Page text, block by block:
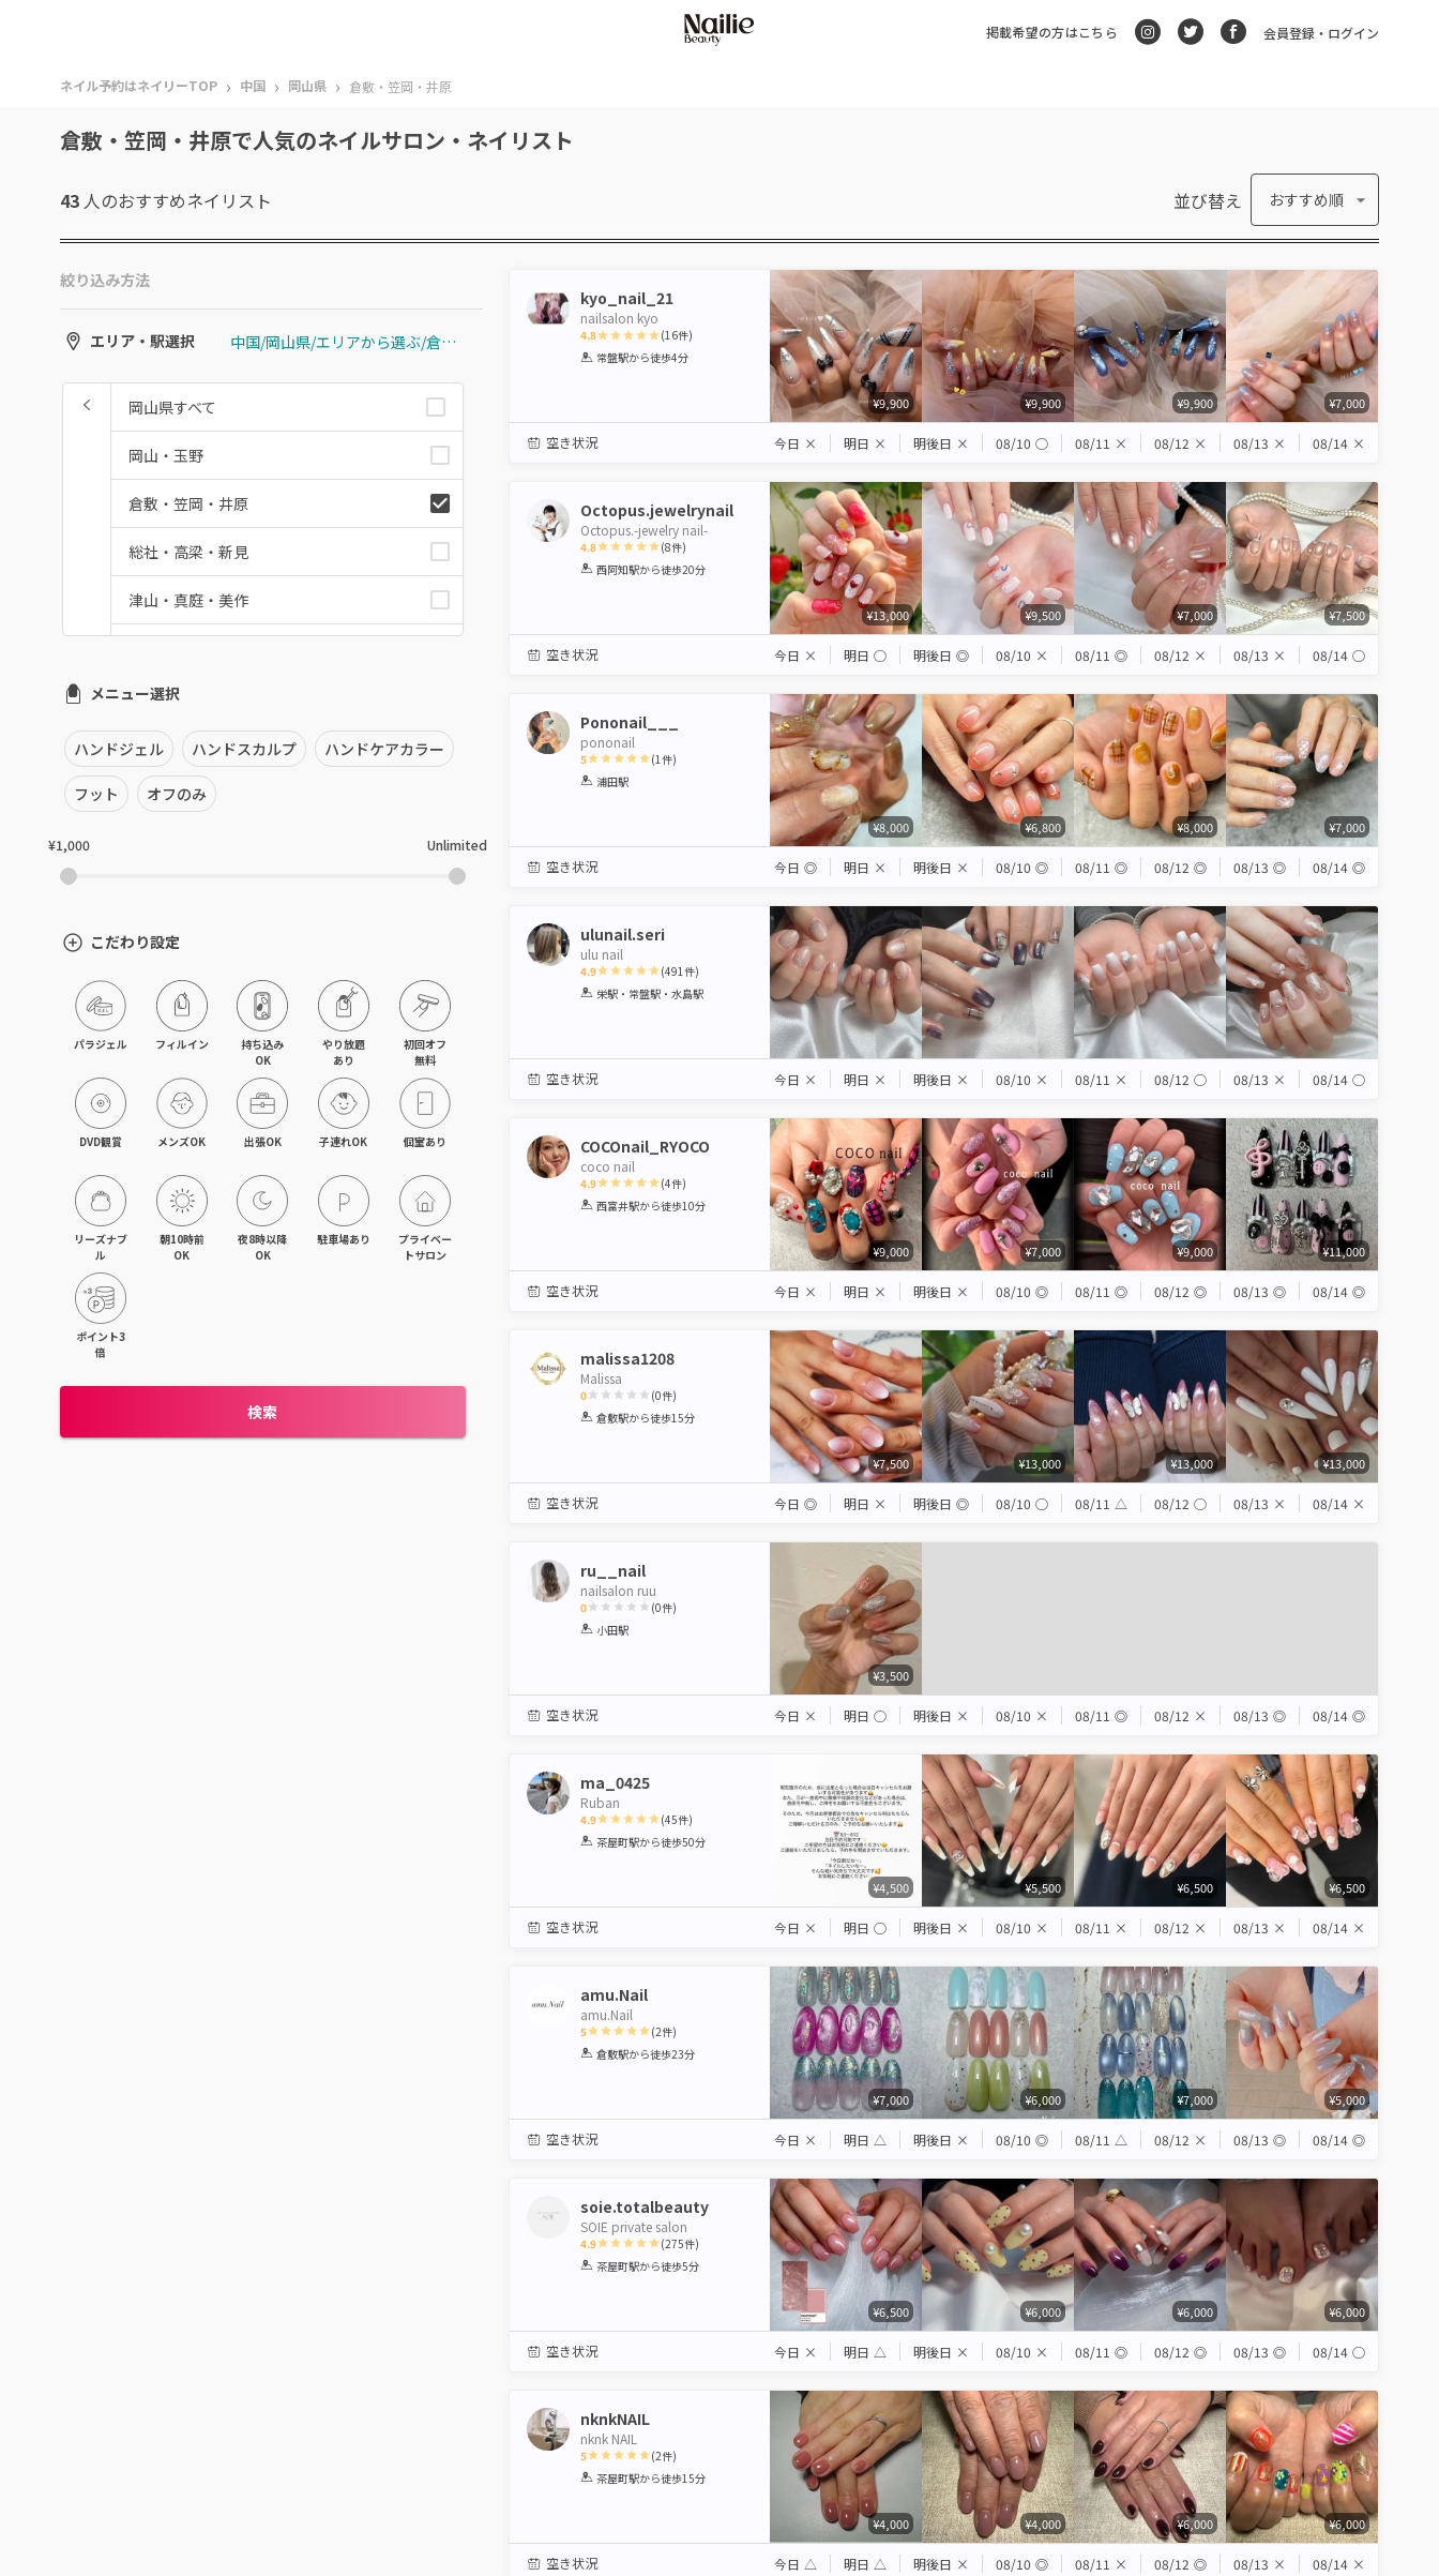
掲載希望の方はこちら 会員登録・ログイン
ネイル予約はネイリーTOP › 中国 › 岡山県 › 倉敷・笠岡・井原
倉敷・笠岡・井原で人気のネイルサロン・ネイリスト
43 人のおすすめネイリスト 並び替え おすすめ順
絞り込み方法
エリア・駅選択 中国/岡山県/エリアから選ぶ/倉敷・笠岡・井原
岡山県すべて
岡山・玉野
倉敷・笠岡・井原
総社・高梁・新見
津山・真庭・美作
岡山県その他
メニュー選択
ハンドジェル ハンドスカルプ ハンドケアカラー
フット オフのみ
¥1,000 Unlimited
こだわり設定
パラジェル フィルイン
持ち込み
OK
やり放題
あり
初回オフ
無料
DVD観賞 メンズOK 出張OK 子連れOK 個室あり
リーズナブ
ル
朝10時前
OK
夜8時以降
OK
駐車場あり
プライベー
トサロン
ポイント3
倍
検索
kyo_nail_21
nailsalon kyo
4.8
1 2 3 4 5
(16件)
常盤駅から徒歩4分
¥9,900 ¥9,900 ¥9,900 ¥7,000
空き状況 今日 × 明日 × 明後日 × 08/10 ◯ 08/11 × 08/12 × 08/13 × 08/14 ×
Octopus.jewelrynail
Octopus.-jewelry nail-
4.8
1 2 3 4 5
(8件)
西阿知駅から徒歩20分
¥13,000 ¥9,500 ¥7,000 ¥7,500
空き状況 今日 × 明日 ◯ 明後日 ◎ 08/10 × 08/11 ◎ 08/12 × 08/13 × 08/14 ◯
Pononail___
pononail
5
1 2 3 4
(1 件)
浦田駅
¥8,000 ¥6,800 ¥8,000 ¥7,000
空き状況 今日 ◎ 明日 × 明後日 × 08/10 ◎ 08/11 ◎ 08/12 ◎ 08/13 ◎ 08/14 ◎
ulunail.seri
ulu nail
4.9
1 2 3 4 5
(491 件)
栄駅・常盤駅・水島駅
空き状況 今日 × 明日 × 明後日 × 08/10 × 08/11 × 08/12 ◯ 08/13 × 08/14 ◯
COCOnail_RYOCO
coco nail
4.9
1 2 3 4 5
(4件)
西富井駅から徒歩10分
¥9,000 ¥7,000 ¥9,000 ¥11,000
空き状況 今日 × 明日 × 明後日 × 08/10 ◎ 08/11 ◎ 08/12 ◎ 08/13 ◎ 08/14 ◎
malissa1208
Malissa
0
1 2 3 4 5
(0件)
倉敷駅から徒歩15分
¥7,500 ¥13,000 ¥13,000 ¥13,000
空き状況 今日 ◎ 明日 × 明後日 ◎ 08/10 ◯ 08/11 △ 08/12 ◯ 08/13 × 08/14 ×
ru__nail
nailsalon ruu
0
1 2 3 4
(0件)
小田駅
¥3,500
空き状況 今日 × 明日 ◯ 明後日 × 08/10 × 08/11 ◎ 08/12 × 08/13 ◎ 08/14 ◎
ma_0425
Ruban
4.9
1 2 3 4 5
(45件)
茶屋町駅から徒歩50分
¥4,500 ¥5,500 ¥6,500 ¥6,500
空き状況 今日 × 明日 ◯ 明後日 × 08/10 × 08/11 × 08/12 × 08/13 × 08/14 ×
amu.Nail
amu.Nail
5
1 2 3 4 5
(2件)
倉敷駅から徒歩23分
¥7,000 ¥6,000 ¥7,000 ¥5,000
空き状況 今日 × 明日 △ 明後日 × 08/10 ◎ 08/11 △ 08/12 × 08/13 ◎ 08/14 ◎
soie.totalbeauty
SOIE private salon
4.9
1 2 3 4 5
(275件)
茶屋町駅から徒歩5分
¥6,500 ¥6,000 ¥6,000 ¥6,000
空き状況 今日 × 明日 △ 明後日 × 08/10 × 08/11 ◎ 08/12 ◎ 08/13 ◎ 08/14 ◯
nknkNAIL
nknk NAIL
5
1 2 3 4 5
(2件)
茶屋町駅から徒歩15分
¥4,000 ¥4,000 ¥6,000 ¥6,000
空き状況 今日 △ 明日 △ 明後日 × 08/10 ◎ 08/11 × 08/12 ◎ 08/13 × 08/14 ×